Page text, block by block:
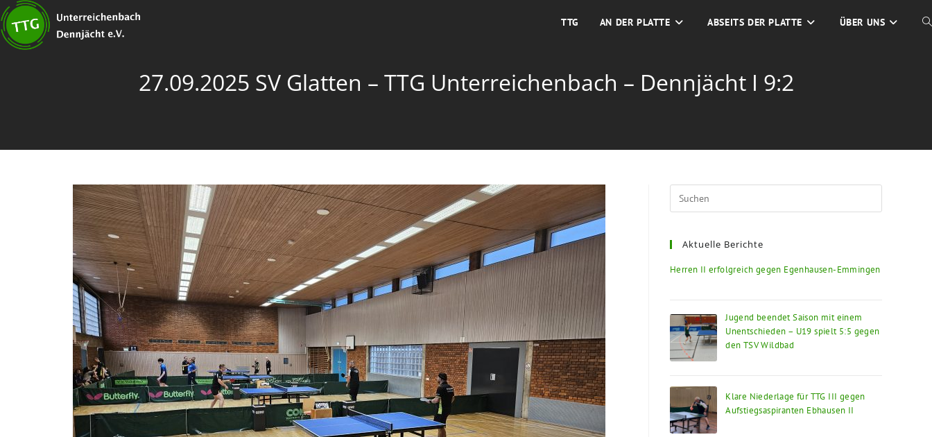
Zum
Inhalt
springen
TTG AN DER PLATTE ABSEITS DER PLATTE ÜBER UNS
27.09.2025 SV Glatten – TTG Unterreichenbach – Dennjächt I 9:2
Escape
Aktuelle Berichte
Herren II erfolgreich gegen Egenhausen-Emmingen
Jugend beendet Saison mit einem
Unentschieden – U19 spielt 5:5 gegen
den TSV Wildbad
Klare Niederlage für TTG III gegen
Aufstiegsaspiranten Ebhausen II